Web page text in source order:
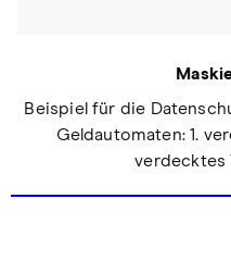
Beispiel für die
Geldautomaten: 1.
verdecktes